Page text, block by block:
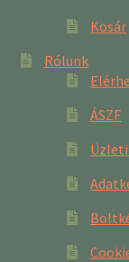
Kosár
Rólunk
ÁSZF